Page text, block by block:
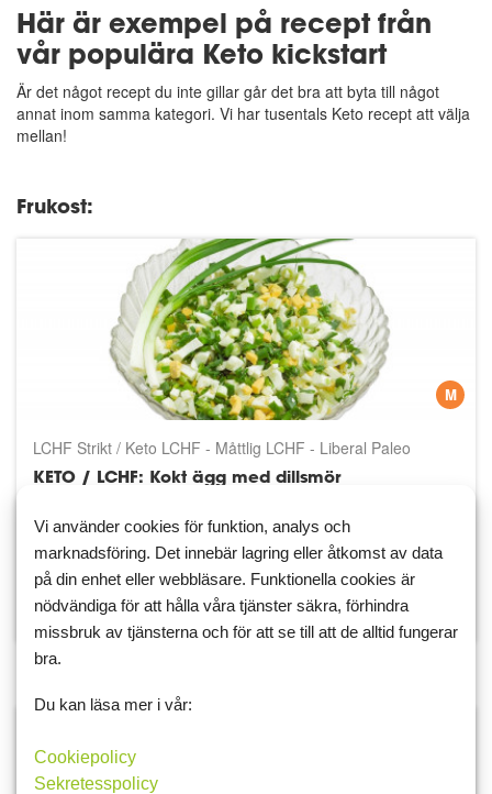
Här är exempel på recept från
vår populära Keto kickstart
Är det något recept du inte gillar går det bra att byta till något
annat inom samma kategori. Vi har tusentals Keto recept att välja
mellan!
Frukost:
M
LCHF Strikt / Keto LCHF - Måttlig LCHF - Liberal Paleo
Kalorisnål Clean Eating Medelhavskost GI LCLC Low Carb
KETO / LCHF: Kokt ägg med dillsmör
Kcal: 399 Kh: 4 g P: 16 g
Vi använder cookies för funktion, analys och
marknadsföring. Det innebär lagring eller åtkomst av data
på din enhet eller webbläsare. Funktionella cookies är
nödvändiga för att hålla våra tjänster säkra, förhindra
missbruk av tjänsterna och för att se till att de alltid fungerar
bra.
Du kan läsa mer i vår:
Cookiepolicy
Sekretesspolicy